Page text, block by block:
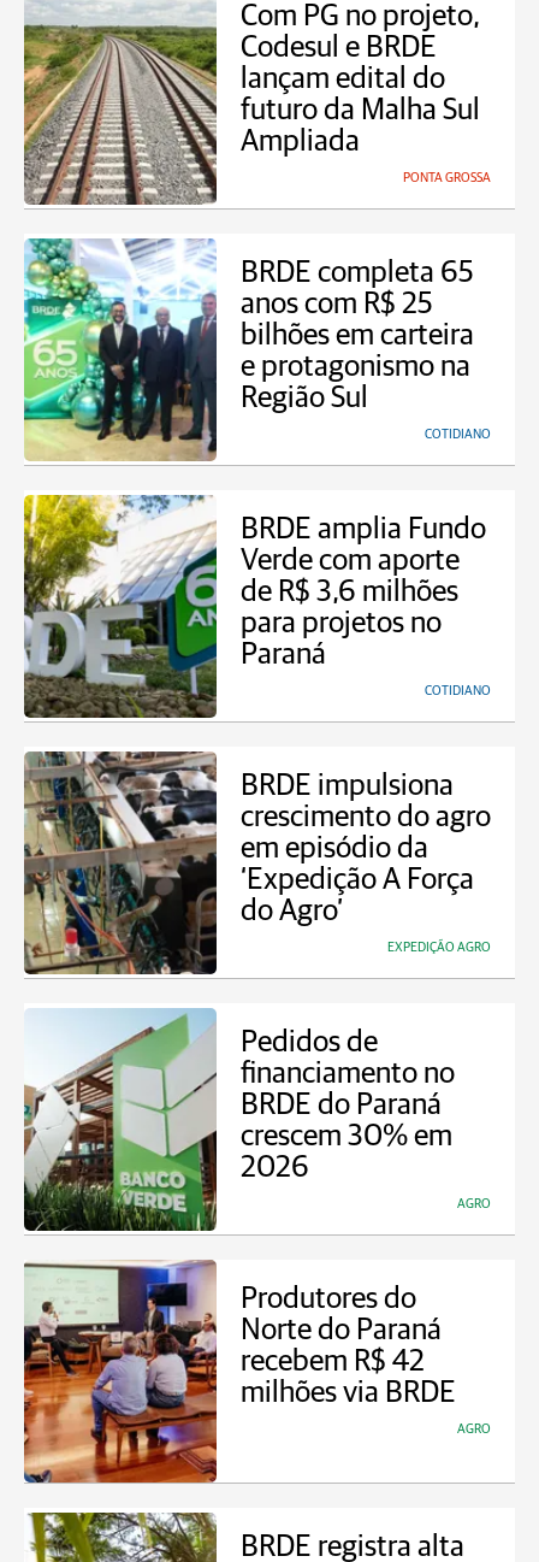
Com PG no projeto,
Codesul e BRDE
lançam edital do
futuro da Malha Sul
Ampliada
PONTA GROSSA
BRDE completa 65
anos com R$ 25
bilhões em carteira
e protagonismo na
Região Sul
COTIDIANO
BRDE amplia Fundo
Verde com aporte
de R$ 3,6 milhões
para projetos no
Paraná
COTIDIANO
BRDE impulsiona
crescimento do agro
em episódio da
‘Expedição A Força
do Agro’
EXPEDIÇÃO AGRO
Pedidos de
financiamento no
BRDE do Paraná
crescem 30% em
2026
AGRO
Produtores do
Norte do Paraná
recebem R$ 42
milhões via BRDE
AGRO
BRDE registra alta